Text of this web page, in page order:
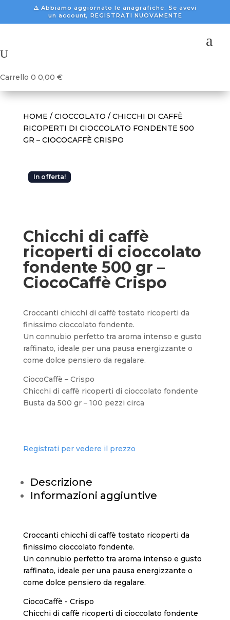
⚠️ Abbiamo aggiornato le anagrafiche. Se avevi
un account, REGISTRATI NUOVAMENTE
a
U
Carrello 0 0,00 €
HOME / CIOCCOLATO / CHICCHI DI CAFFÈ
RICOPERTI DI CIOCCOLATO FONDENTE 500
GR – CIOCOCAFFÈ CRISPO
In offerta!
Chicchi di caffè
ricoperti di cioccolato
fondente 500 gr –
CiocoCaffè Crispo
Croccanti chicchi di caffè tostato ricoperti da
finissimo cioccolato fondente.
Un connubio perfetto tra aroma intenso e gusto
raffinato, ideale per una pausa energizzante o
come dolce pensiero da regalare.
CiocoCaffè – Crispo
Chicchi di caffè ricoperti di cioccolato fondente
Busta da 500 gr – 100 pezzi circa
Registrati per vedere il prezzo
Descrizione
Informazioni aggiuntive
Croccanti chicchi di caffè tostato ricoperti da
finissimo cioccolato fondente.
Un connubio perfetto tra aroma intenso e gusto
raffinato, ideale per una pausa energizzante o
come dolce pensiero da regalare.
CiocoCaffè - Crispo
Chicchi di caffè ricoperti di cioccolato fondente